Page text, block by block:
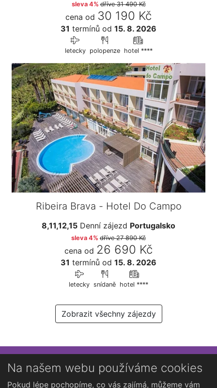
sleva 4% dříve31 490 Kč
cena od 30 190 Kč
31 termínů od 15. 8. 2026
letecky polopenze hotel ****
Ribeira Brava - Hotel Do Campo
8,11,12,15 Denní zájezd Portugalsko
sleva 4% dříve27 890 Kč
cena od 26 690 Kč
31 termínů od 15. 8. 2026
letecky snídaně hotel ****
Zobrazit všechny zájezdy
Přihlaste se k newsletteru
Chcete dostávat občasné novinky o Kutné Hoře?
Na našem webu používáme cookies
Pokud lépe pochopíme, co vás zajímá, můžeme vám